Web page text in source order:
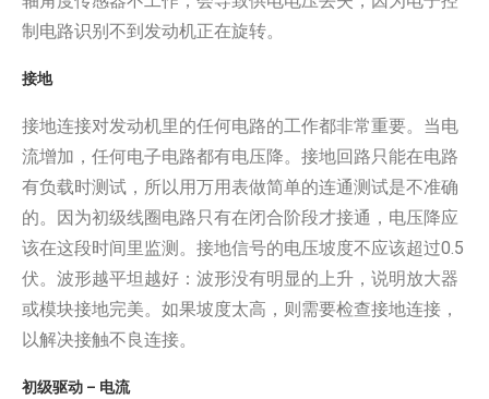
制电路识别不到发动机正在旋转。
接地
接地连接对发动机里的任何电路的工作都非常重要。当电
流增加，任何电子电路都有电压降。接地回路只能在电路
有负载时测试，所以用万用表做简单的连通测试是不准确
的。因为初级线圈电路只有在闭合阶段才接通，电压降应
该在这段时间里监测。接地信号的电压坡度不应该超过0.5
伏。波形越平坦越好：波形没有明显的上升，说明放大器
或模块接地完美。如果坡度太高，则需要检查接地连接，
以解决接触不良连接。
初级驱动 – 电流